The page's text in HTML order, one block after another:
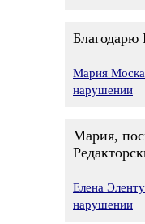
Благодарю
Мария
нарушении
Мария,
Елена
нарушении